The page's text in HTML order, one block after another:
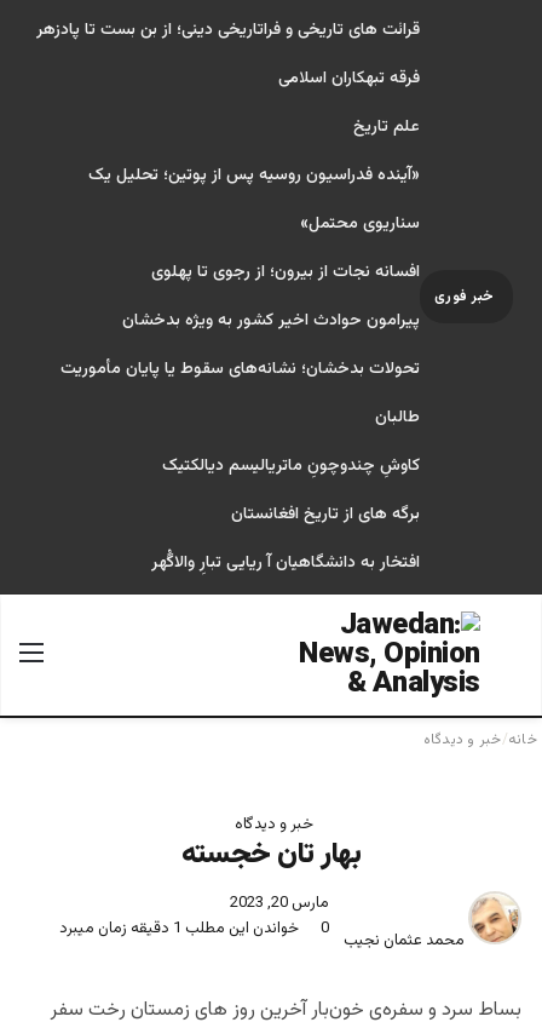
خبر فوری
قرائت های تاریخی و فراتاریخی دینی؛ از بن بست تا پادزهر
فرقه تبهکاران اسلامی
علم تاریخ
«آینده فدراسیون روسیه پس از پوتین؛ تحلیل یک
سناریوی محتمل»
افسانه نجات از بیرون؛ از رجوی تا پهلوی
پیرامون حوادث اخیر کشور به ویژه بدخشان
تحولات بدخشان؛ نشانه‌های سقوط یا پایان مأموریت
طالبان
کاوشِ چندو‌چونِ ماتریالیسم دیالکتیک
برگه های از تاریخ افغانستان
افتخار به دانشگاهیان آ ریایی تبارِ والاگُهر
جستجو برای
خانه/خبر و دیدگاه
خبر و دیدگاه
بهار تان خجسته
محمد عثمان نجیب
مارس 20, 2023
0
خواندن این مطلب 1 دقیقه زمان میبرد
بساط سرد و‌ سفره‌ی خون‌بار آخرین روز های زمستان رخت سفر